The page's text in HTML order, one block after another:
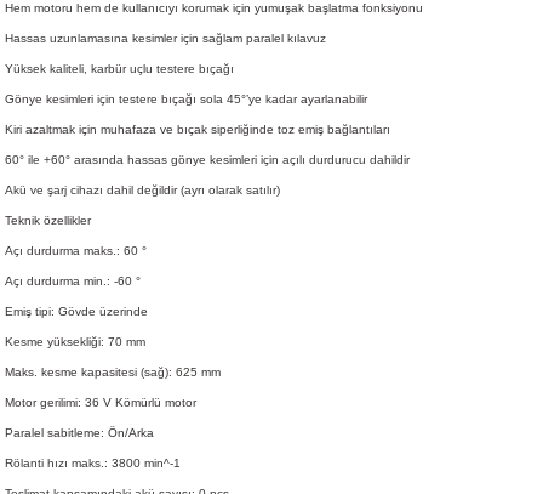
Hem motoru hem de kullanıcıyı korumak için yumuşak başlatma fonksiyonu
Hassas uzunlamasına kesimler için sağlam paralel kılavuz
Yüksek kaliteli, karbür uçlu testere bıçağı
Gönye kesimleri için testere bıçağı sola 45°’ye kadar ayarlanabilir
Kiri azaltmak için muhafaza ve bıçak siperliğinde toz emiş bağlantıları
60° ile +60° arasında hassas gönye kesimleri için açılı durdurucu dahildir
Akü ve şarj cihazı dahil değildir (ayrı olarak satılır)
Teknik özellikler
Açı durdurma maks.: 60 °
Açı durdurma min.: -60 °
Emiş tipi: Gövde üzerinde
Kesme yüksekliği: 70 mm
Maks. kesme kapasitesi (sağ): 625 mm
Motor gerilimi: 36 V Kömürlü motor
Paralel sabitleme: Ön/Arka
Rölanti hızı maks.: 3800 min^-1